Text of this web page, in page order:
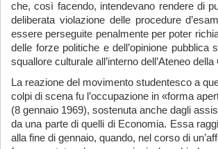
che, così facendo, intendevano rendere di
deliberata violazione delle procedure
essere perseguite penalmente per poter
delle forze politiche e dell’opinione pubblica
squallore culturale all’interno dell’Ateneo
La reazione del movimento studentesco a
colpi di scena fu l’occupazione in «forma
(8 gennaio 1969), sostenuta anche dagli
da una parte di quelli di Economia. Essa
alla fine di gennaio, quando, nel corso di